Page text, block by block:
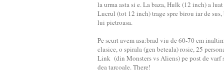
la urma asta si e. La baza, Hulk (12 inch) a
Lucrul (tot 12 inch) trage spre birou iar de
lui pietroasa.
Pe scurt avem asa:brad viu de 60-70 cm
clasice, o spirala (gen beteala) rosie, 25
Link (din Monsters vs Aliens) pe post de varf
dea tarcoale. There!